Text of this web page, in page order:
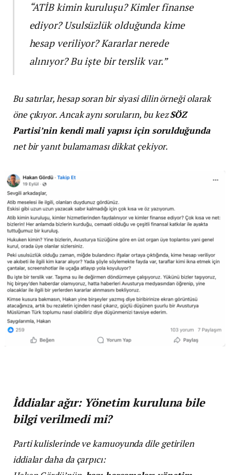
“ATİB kimin kuruluşu? Kimler finanse
ediyor? Usulsüzlük olduğunda kime
hesap veriliyor? Kararlar nerede
alınıyor? Bu işte bir terslik var.”
Bu satırlar, hesap soran bir siyasi dilin örneği olarak
öne çıkıyor. Ancak aynı soruların, bu kezSÖZ
Partisi’nin kendi mali yapısı için sorulduğunda
net bir yanıt bulamaması dikkat çekiyor.
İddialar ağır: Yönetim kuruluna bile
bilgi verilmedi mi?
Parti kulislerinde ve kamuoyunda dile getirilen
iddialar daha da çarpıcı: